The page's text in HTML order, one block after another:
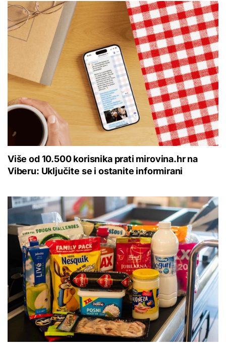
Više od 10.500 korisnika prati mirovina.hr na
Viberu: Uključite se i ostanite informirani